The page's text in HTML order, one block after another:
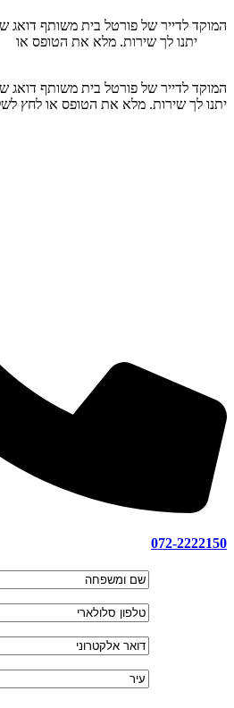
המוקד לדייר של פורטל בית משותף דואג
יתנו לך שירות. מלא את הטופס או
המוקד לדייר של פורטל בית משותף דואג
יתנו לך שירות. מלא את הטופס או לחץ
072-2222150